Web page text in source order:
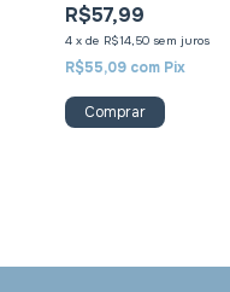
R$57,99
4 xde R$14,50 sem juros
R$55,09 com Pix